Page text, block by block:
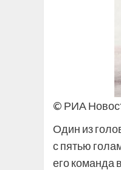
© РИА
Один из
с пятью
его команда